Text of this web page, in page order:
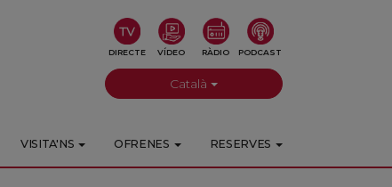
DIRECTE VÍDEO RÀDIO PODCAST
Català
VISITA'NS OFRENES RESERVES